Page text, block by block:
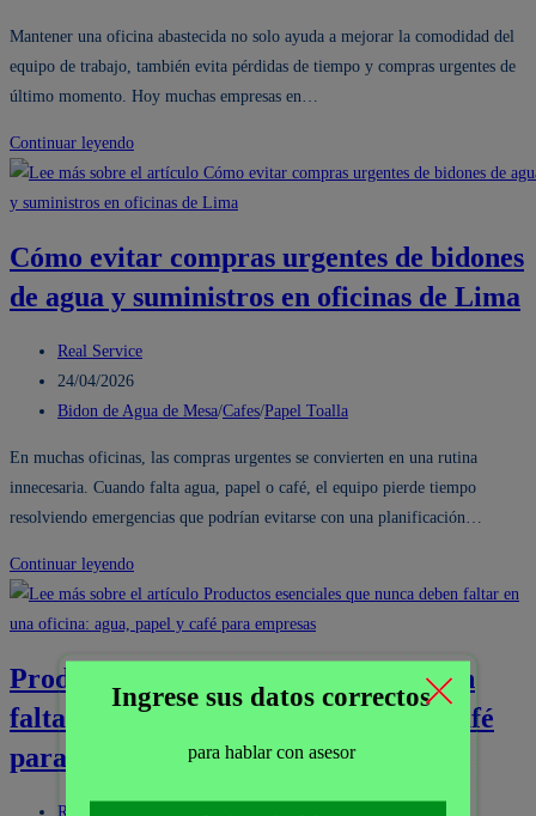
la
productividad
en
Mantener una oficina abastecida no solo ayuda a mejorar la comodidad del
equipo de trabajo, también evita pérdidas de tiempo y compras urgentes de
último momento. Hoy muchas empresas en…
Continuar leyendoDónde
Comprar
Bidón
Agua,
Papel
y
Cafetería
para
con
en
Lima
Cómo evitar compras urgentes de bidones
de agua y suministros en oficinas de Lima
Autor
de
la
Real Service
Publicación
de
24/04/2026
Categoría
Bidon de Agua de Mesa/Cafes/Papel Toalla
En muchas oficinas, las compras urgentes se convierten en una rutina
innecesaria. Cuando falta agua, papel o café, el equipo pierde tiempo
resolviendo emergencias que podrían evitarse con una planificación…
Continuar leyendoCómo
evitar
compras
bidones
y
Productos esenciales que nunca deben
faltar en una oficina: agua, papel y café
para empresas
Autor
Real Service